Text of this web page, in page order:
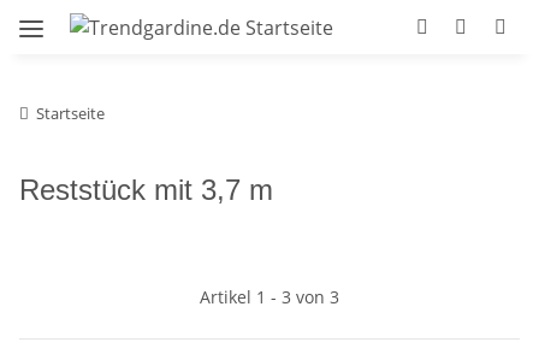
Startseite
Reststück mit 3,7 m
Artikel 1 - 3 von 3